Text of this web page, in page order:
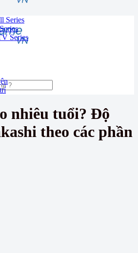
Series
Series
nhiêu tuổi? Độ
theo các phần